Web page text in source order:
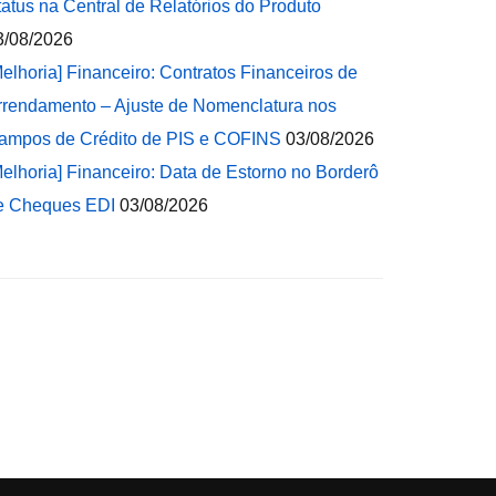
na Central de Relatórios do Produto
08/2026
Financeiro: Contratos Financeiros de
– Ajuste de Nomenclatura nos
de Crédito de PIS e COFINS 03/08/2026
Financeiro: Data de Estorno no Borderô
Cheques EDI 03/08/2026